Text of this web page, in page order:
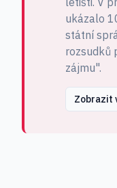
ukázalo
státní
rozsudků
zájmu".
Zobrazit